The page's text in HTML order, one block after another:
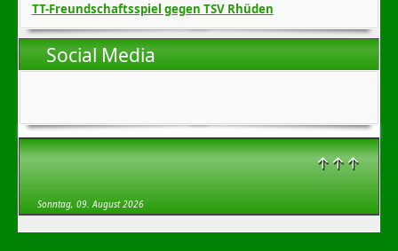
↑↑↑
Sonntag, 09. August 2026
TT-Freundschaftsspiel gegen TSV Rhüden
Social Media